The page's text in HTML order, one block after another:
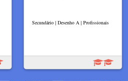
Secundário | Desenho A | Profissionais